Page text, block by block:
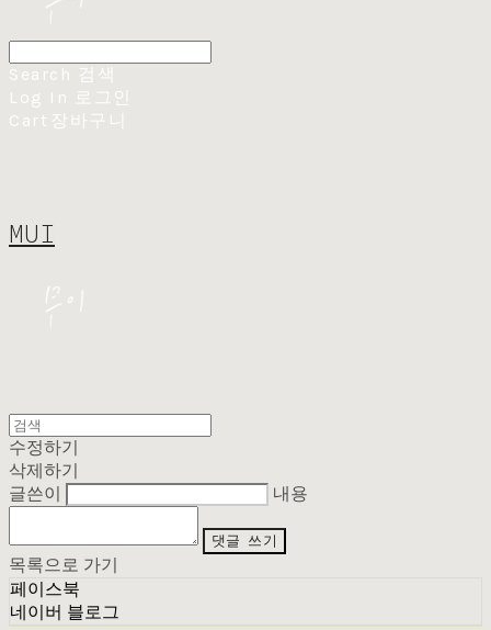
Search 검색
Log In 로그인
Cart 장바구니
MUI
수정하기
삭제하기
글쓴이
내용
댓글 쓰기
목록으로 가기
페이스북
네이버 블로그